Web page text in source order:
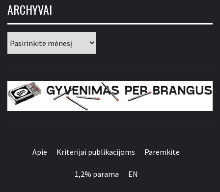
ARCHYVAI
BRANGUS
Apie Kriterijai publikacijoms Paremkite
1,2% parama EN